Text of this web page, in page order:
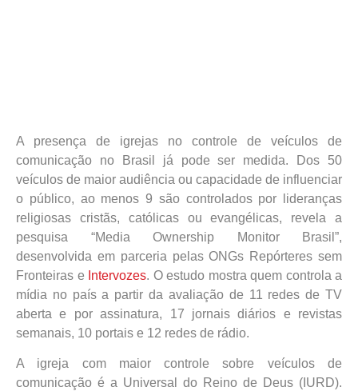
A presença de igrejas no controle de veículos de
comunicação no Brasil já pode ser medida. Dos 50
veículos de maior audiência ou capacidade de influenciar
o público, ao menos 9 são controlados por lideranças
religiosas cristãs, católicas ou evangélicas, revela a
pesquisa “Media Ownership Monitor Brasil”,
desenvolvida em parceria pelas ONGs Repórteres sem
Fronteiras e Intervozes. O estudo mostra quem controla a
mídia no país a partir da avaliação de 11 redes de TV
aberta e por assinatura, 17 jornais diários e revistas
semanais, 10 portais e 12 redes de rádio.
A igreja com maior controle sobre veículos de
comunicação é a Universal do Reino de Deus (IURD).